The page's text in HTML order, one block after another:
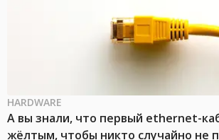
HARDWARE
А вы знали, что первый ethernet-
жёлтым, чтобы никто случайно не